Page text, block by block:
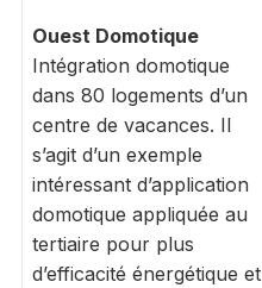
Ouest Domotique
Intégration domotique
dans 80 logements d’un
centre de vacances. Il
s’agit d’un exemple
intéressant d’application
domotique appliquée au
tertiaire pour plus
d’efficacité énergétique et